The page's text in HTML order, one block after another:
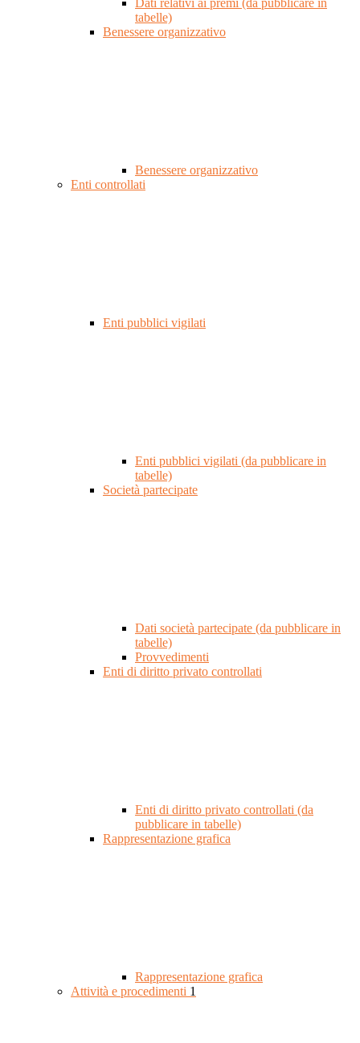
Dati relativi ai premi (da pubblicare in
tabelle)
Benessere organizzativo
Benessere organizzativo
Enti controllati
Enti pubblici vigilati
Enti pubblici vigilati (da pubblicare in
tabelle)
Società partecipate
Dati società partecipate (da pubblicare in
tabelle)
Provvedimenti
Enti di diritto privato controllati
Enti di diritto privato controllati (da
pubblicare in tabelle)
Rappresentazione grafica
Rappresentazione grafica
Attività e procedimenti 1